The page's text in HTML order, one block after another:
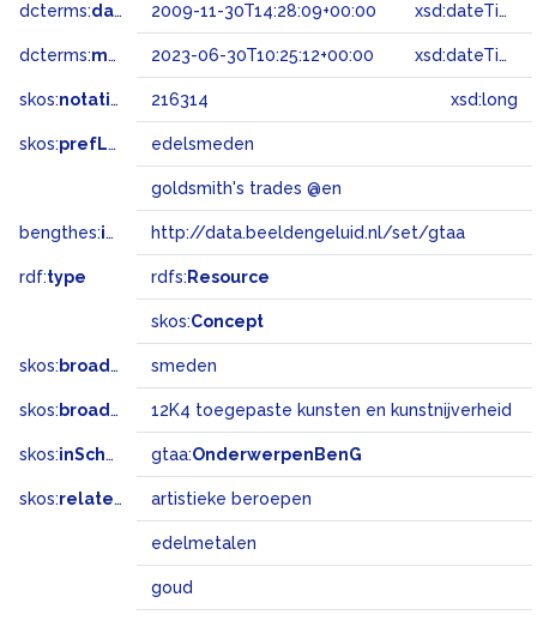
dcterms:dateSubmitted 2009-11-30T14:28:09+00:00 xsd:dateTime
dcterms:modified 2023-06-30T10:25:12+00:00 xsd:dateTime
skos:notation 216314 xsd:long
skos:prefLabel edelsmeden
goldsmith's trades @en
bengthes:inSet http://data.beeldengeluid.nl/set/gtaa
rdf:type rdfs: Resource
skos:Concept
skos: broader smeden
skos: broadMatch 12K4 toegepaste kunsten en kunstnijverheid
skos:inScheme gtaa:OnderwerpenBenG
skos:related artistieke beroepen
edelmetalen
goud